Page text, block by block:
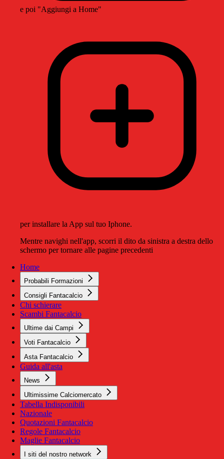
e poi "Aggiungi a Home"
per installare la App sul tuo Iphone.
Mentre navighi nell'app, scorri il dito da sinistra a destra dello
schermo per tornare alle pagine precedenti
Home
Probabili Formazioni
Consigli Fantacalcio
Chi schierare
Scambi Fantacalcio
Ultime dai Campi
Voti Fantacalcio
Asta Fantacalcio
Guida all'asta
News
Ultimissime Calciomercato
Tabella Indisponibili
Nazionale
Quotazioni Fantacalcio
Regole Fantacalcio
Maglie Fantacalcio
I siti del nostro network